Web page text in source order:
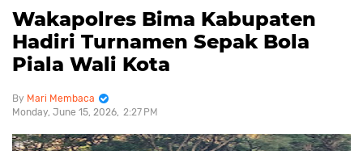
Wakapolres Bima Kabupaten
Hadiri Turnamen Sepak Bola
Piala Wali Kota
Mari Membaca
Monday, June 15, 2026 2:27 PM